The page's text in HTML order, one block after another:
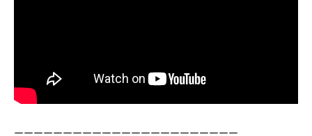
ーーーーーーーーーーーーーーーーーーーーーーー